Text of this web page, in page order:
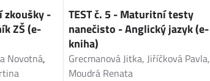
zkoušky -
ZŠ (e-
Novotná,
TEST č. 5 - Maturitní testy
nanečisto - Anglický jazyk (e-
kniha)
Grecmanová Jitka, Jiříčková Pavla,
Moudrá Renata